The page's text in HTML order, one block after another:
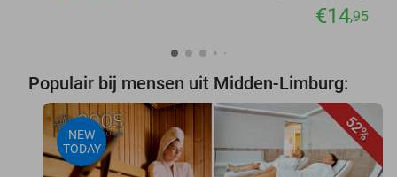
€14,95
Populair bij mensen uit Midden-Limburg:
52%
NEW
TODAY